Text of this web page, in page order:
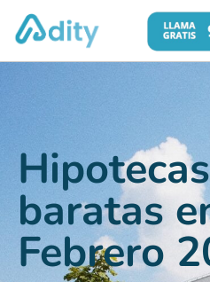
baratas
Febrero